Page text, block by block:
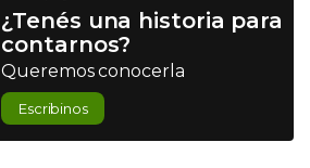
¿Tenés una historia para
contarnos?
Queremos conocerla
Escribinos